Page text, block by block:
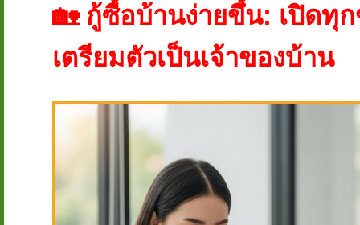
🏡 กู้ซื้อบ้านง่ายขึ้น: เปิดทุ
เตรียมตัวเป็นเจ้าของบ้าน